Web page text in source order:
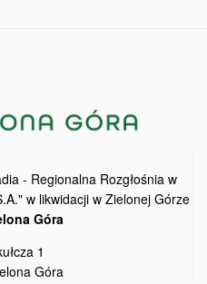
- Regionalna Rozgłośnia w
w likwidacji w Zielonej Górze
Góra
1
Góra